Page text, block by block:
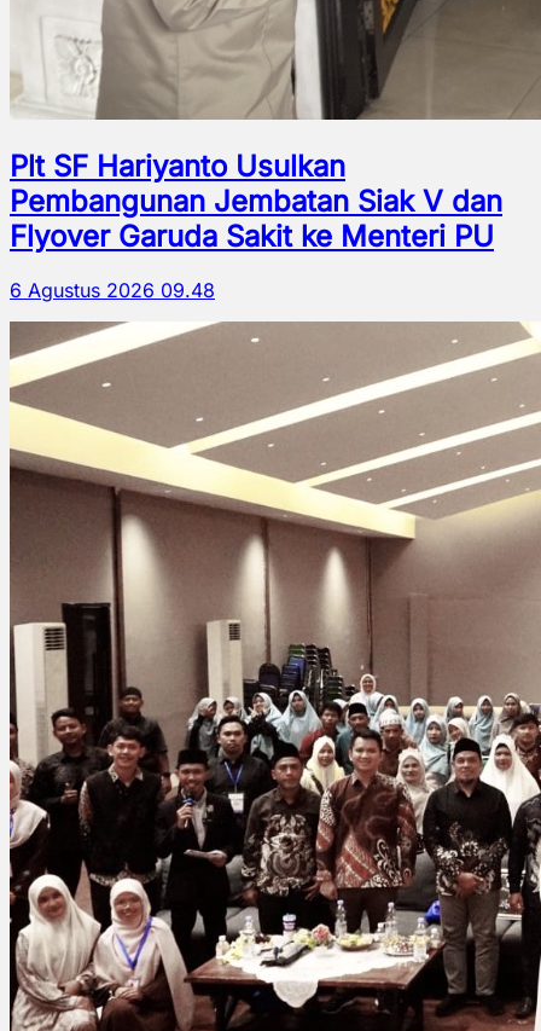
Plt SF Hariyanto Usulkan
Pembangunan Jembatan Siak V dan
Flyover Garuda Sakit ke Menteri PU
6 Agustus 2026 09.48